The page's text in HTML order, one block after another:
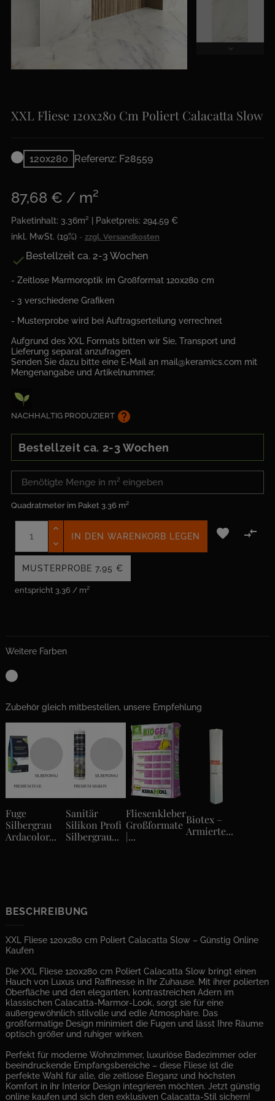
XXL Fliese 120x280 Cm Poliert Calacatta Slow
120x280 Referenz: F28559
87,68 € / m²
Paketinhalt: 3.36m² | Paketpreis: 294,59 €
inkl. MwSt. (19%)
zzgl. Versandkosten
 Bestellzeit ca. 2-3 Wochen
- Zeitlose Marmoroptik im Großformat 120x280 cm
- 3 verschiedene Grafiken
- Musterprobe wird bei Auftragserteilung verrechnet
Aufgrund des XXL Formats bitten wir Sie, Transport und
Lieferung separat anzufragen.
Senden Sie dazu bitte eine E-Mail an mail@keramics.com mit
Mengenangabe und Artikelnummer.
NACHHALTIG PRODUZIERT help
Bestellzeit ca. 2-3 Wochen
Quadratmeter im Paket 3.36 m²
entspricht 3.36 / m²
IN DEN WARENKORB LEGEN  
MUSTERPROBE 7,95 €
Weitere Farben
Zubehör gleich mitbestellen, unsere Empfehlung
Fuge
Silbergrau
Ardacolor...
Sanitär
Silikon Profi
Silbergrau...
Fliesenkleber
Großformate
|...
Biotex –
Armierte...
BESCHREIBUNG
XXL Fliese 120x280 cm Poliert Calacatta Slow – Günstig Online
Kaufen
Die XXL Fliese 120x280 cm Poliert Calacatta Slow bringt einen
Hauch von Luxus und Raffinesse in Ihr Zuhause. Mit ihrer polierten
Oberfläche und den eleganten, kontrastreichen Adern im
klassischen Calacatta-Marmor-Look, sorgt sie für eine
außergewöhnlich stilvolle und edle Atmosphäre. Das
großformatige Design minimiert die Fugen und lässt Ihre Räume
optisch größer und ruhiger wirken.
Perfekt für moderne Wohnzimmer, luxuriöse Badezimmer oder
beeindruckende Empfangsbereiche – diese Fliese ist die
perfekte Wahl für alle, die zeitlose Eleganz und höchsten
Komfort in ihr Interior Design integrieren möchten. Jetzt günstig
online kaufen und sich den exklusiven Calacatta-Stil sichern!